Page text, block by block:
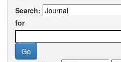
Search:
for